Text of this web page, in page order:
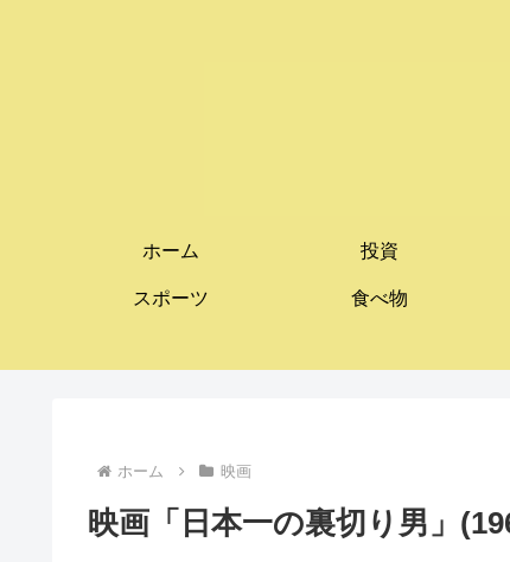
ホーム 投資
スポーツ 食べ物
ホーム 映画
映画「日本一の裏切り男」